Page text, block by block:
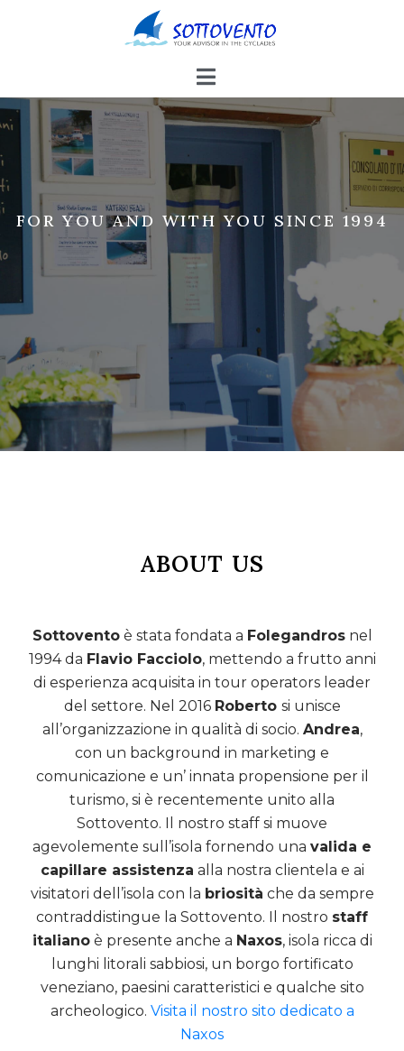
FOR YOU AND WITH YOU SINCE 1994
ABOUT US
Sottoventoè stata fondata a Folegandrosnel
1994 da Flavio Facciolo, mettendo a frutto anni
di esperienza acquisita in tour operators leader
del settore. Nel 2016 Roberto si unisce
all’organizzazione in qualità di socio. Andrea,
con un background in marketing e
comunicazione e un’ innata propensione per il
turismo, si è recentemente unito alla
Sottovento. Il nostro staff si muove
agevolemente sull’isola fornendo una valida e
capillare assistenza alla nostra clientela e ai
visitatori dell’isola con la briosità che da sempre
contraddistingue la Sottovento. Il nostro staff
italianoè presente anche a Naxos, isola ricca di
lunghi litorali sabbiosi, un borgo fortificato
veneziano, paesini caratteristici e qualche sito
archeologico. Visita il nostro sito dedicato a
Naxos